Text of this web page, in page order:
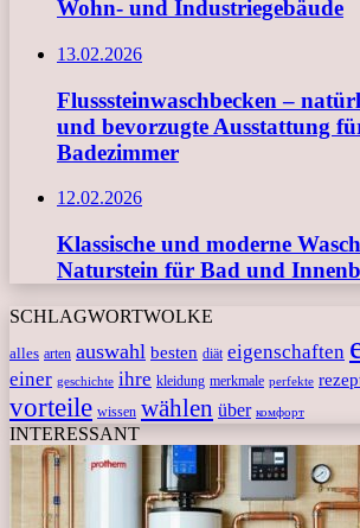
Wohn- und Industriegebäude
13.02.2026
Flusssteinwaschbecken –
und bevorzugte Ausstattung
Badezimmer
12.02.2026
Klassische und moderne
Naturstein für Bad und
SCHLAGWORTWOLKE
alles arten auswahl besten diät eigenschaften
einer geschichte ihre kleidung merkmale perfekte
vorteile wissen wählen über комфорт
INTERESSANT